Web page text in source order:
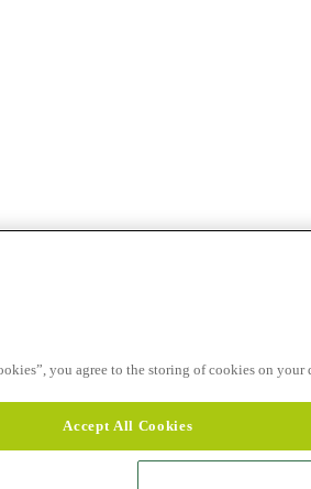
you agree to the storing of cookies on your
Accept All Cookies